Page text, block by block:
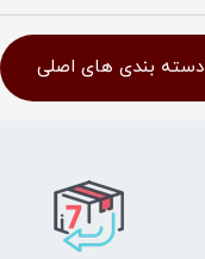
دسته بندی های اصلی